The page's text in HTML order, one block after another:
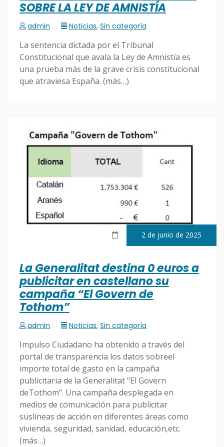
SOBRE LA LEY DE AMNISTÍA
admin Noticias, Sin categoría
La sentencia dictada por el Tribunal
Constitucional que avala la Ley de Amnistía es
una prueba más de la grave crisis constitucional
que atraviesa España. (más…)
2 de junio de 2025
La Generalitat destina 0 euros a
publicitar en castellano su
campaña “El Govern de
Tothom”
admin Noticias, Sin categoría
Impulso Ciudadano ha obtenido a través del
portal de transparencia los datos sobreel
importe total de gasto en la campaña
publicitaria de la Generalitat "El Govern
deTothom". Una campaña desplegada en
medios de comunicación para publicitar
suslíneas de acción en diferentes áreas como
vivienda, seguridad, sanidad, educación,etc.
(más…)